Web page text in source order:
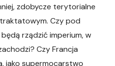
zdobycze terytorialne
Czy pod
rządzić imperium, w
Czy Francja
jako supermocarstwo